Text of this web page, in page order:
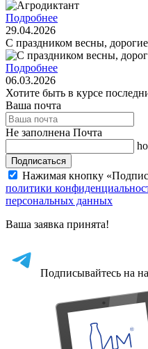
Подробнее
29.04.2026
С праздником весны,
Подробнее
06.03.2026
Хотите быть в курсе
Ваша почта
Не заполнена Почта
Подписаться
Нажимая кнопку
политики
персональных данных
Ваша заявка принята!
Подписывайтесь на